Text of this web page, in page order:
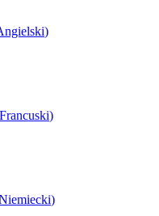
)
Francuski)
)